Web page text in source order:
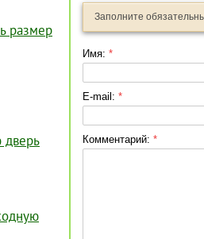
Заполните
Имя: *
E-mail: *
Комментарий: *
размер